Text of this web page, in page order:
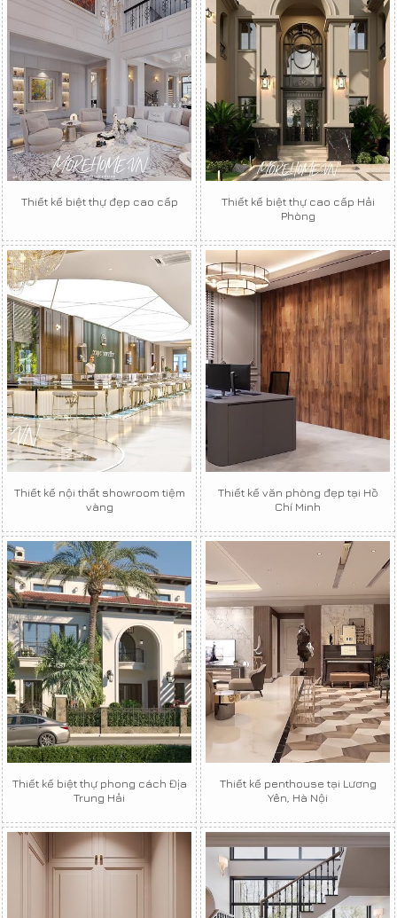
Thiết kế biệt thự đẹp cao cấp
Thiết kế biệt thự cao cấp Hải
Phòng
Thiết kế nội thất showroom tiệm
vàng
Thiết kế văn phòng đẹp tại Hồ
Chí Minh
Thiết kế biệt thự phong cách Địa
Trung Hải
Thiết kế penthouse tại Lương
Yên, Hà Nội